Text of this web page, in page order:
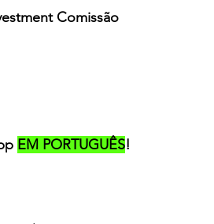
Comissão
EM PORTUGUÊS!